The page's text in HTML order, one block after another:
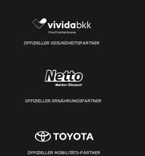
OFFIZIELLER GESUNDHEITSPARTNER
OFFIZIELLER ERNÄHRUNGSPARTNER
OFFIZIELLER MOBILITÄTS-PARTNER